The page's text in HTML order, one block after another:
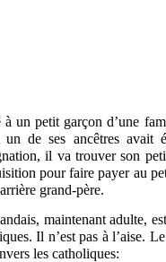
un petit garçon d’une
un de ses ancêtres
il va trouver son
pour faire payer au
grand-père.
maintenant adulte,
Il n’est pas à l’aise.
les catholiques: